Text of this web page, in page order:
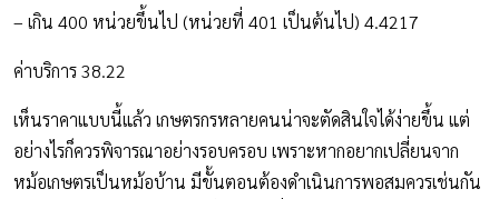
– เกิน 400 หน่วยขึ้นไป (หน่วยที่ 401 เป็นต้นไป) 4.4217
ค่าบริการ 38.22
เห็นราคาแบบนี้แล้ว เกษตรกรหลายคนน่าจะตัดสินใจได้ง่ายขึ้น แต่
อย่างไรก็ควรพิจารณาอย่างรอบครอบ เพราะหากอยากเปลี่ยนจาก
หม้อเกษตรเป็นหม้อบ้าน มีขั้นตอนต้องดำเนินการพอสมควรเช่นกัน